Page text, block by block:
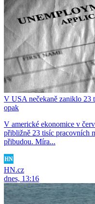
V USA nečekaně zaniklo 23
opak
V americké ekonomice v
přibližně 23 tisíc pracovních
přibudou. Míra...
HN.cz
dnes, 13:16